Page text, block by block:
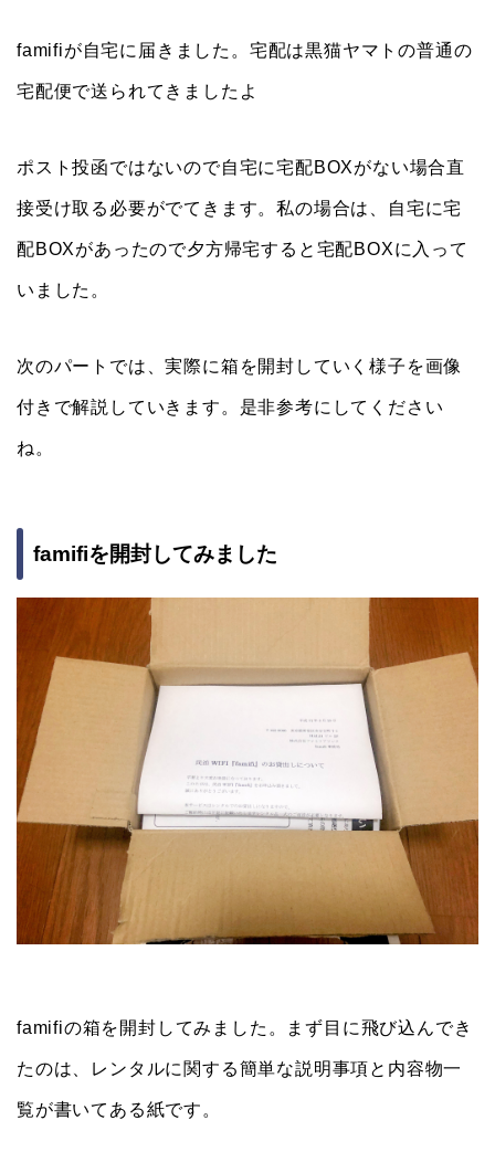
famifiが自宅に届きました。宅配は黒猫ヤマトの普通の
宅配便で送られてきましたよ
ポスト投函ではないので自宅に宅配BOXがない場合直
接受け取る必要がでてきます。私の場合は、自宅に宅
配BOXがあったので夕方帰宅すると宅配BOXに入って
いました。
次のパートでは、実際に箱を開封していく様子を画像
付きで解説していきます。是非参考にしてください
ね。
famifiを開封してみました
famifiの箱を開封してみました。まず目に飛び込んでき
たのは、レンタルに関する簡単な説明事項と内容物一
覧が書いてある紙です。